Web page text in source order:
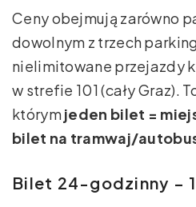
Ceny obejmują zarówno
dowolnym z trzech
nielimitowane przejazdy
w strefie 101 (cały Graz).
którymjeden bilet =
bilet na tramwaj/
Bilet 24-godzinny –